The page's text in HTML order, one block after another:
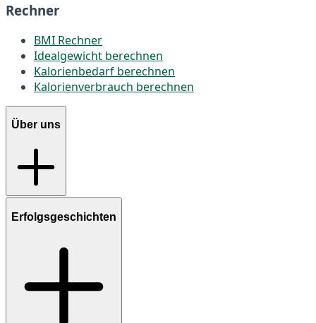
Rechner
BMI Rechner
Idealgewicht berechnen
Kalorienbedarf berechnen
Kalorienverbrauch berechnen
Über uns
Erfolgsgeschichten